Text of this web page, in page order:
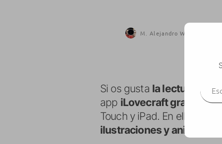
M. Alejandro W. García
Si os gusta la lectura, los
app iLovecraft gratis por
Touch y iPad. En ella
ilustraciones y